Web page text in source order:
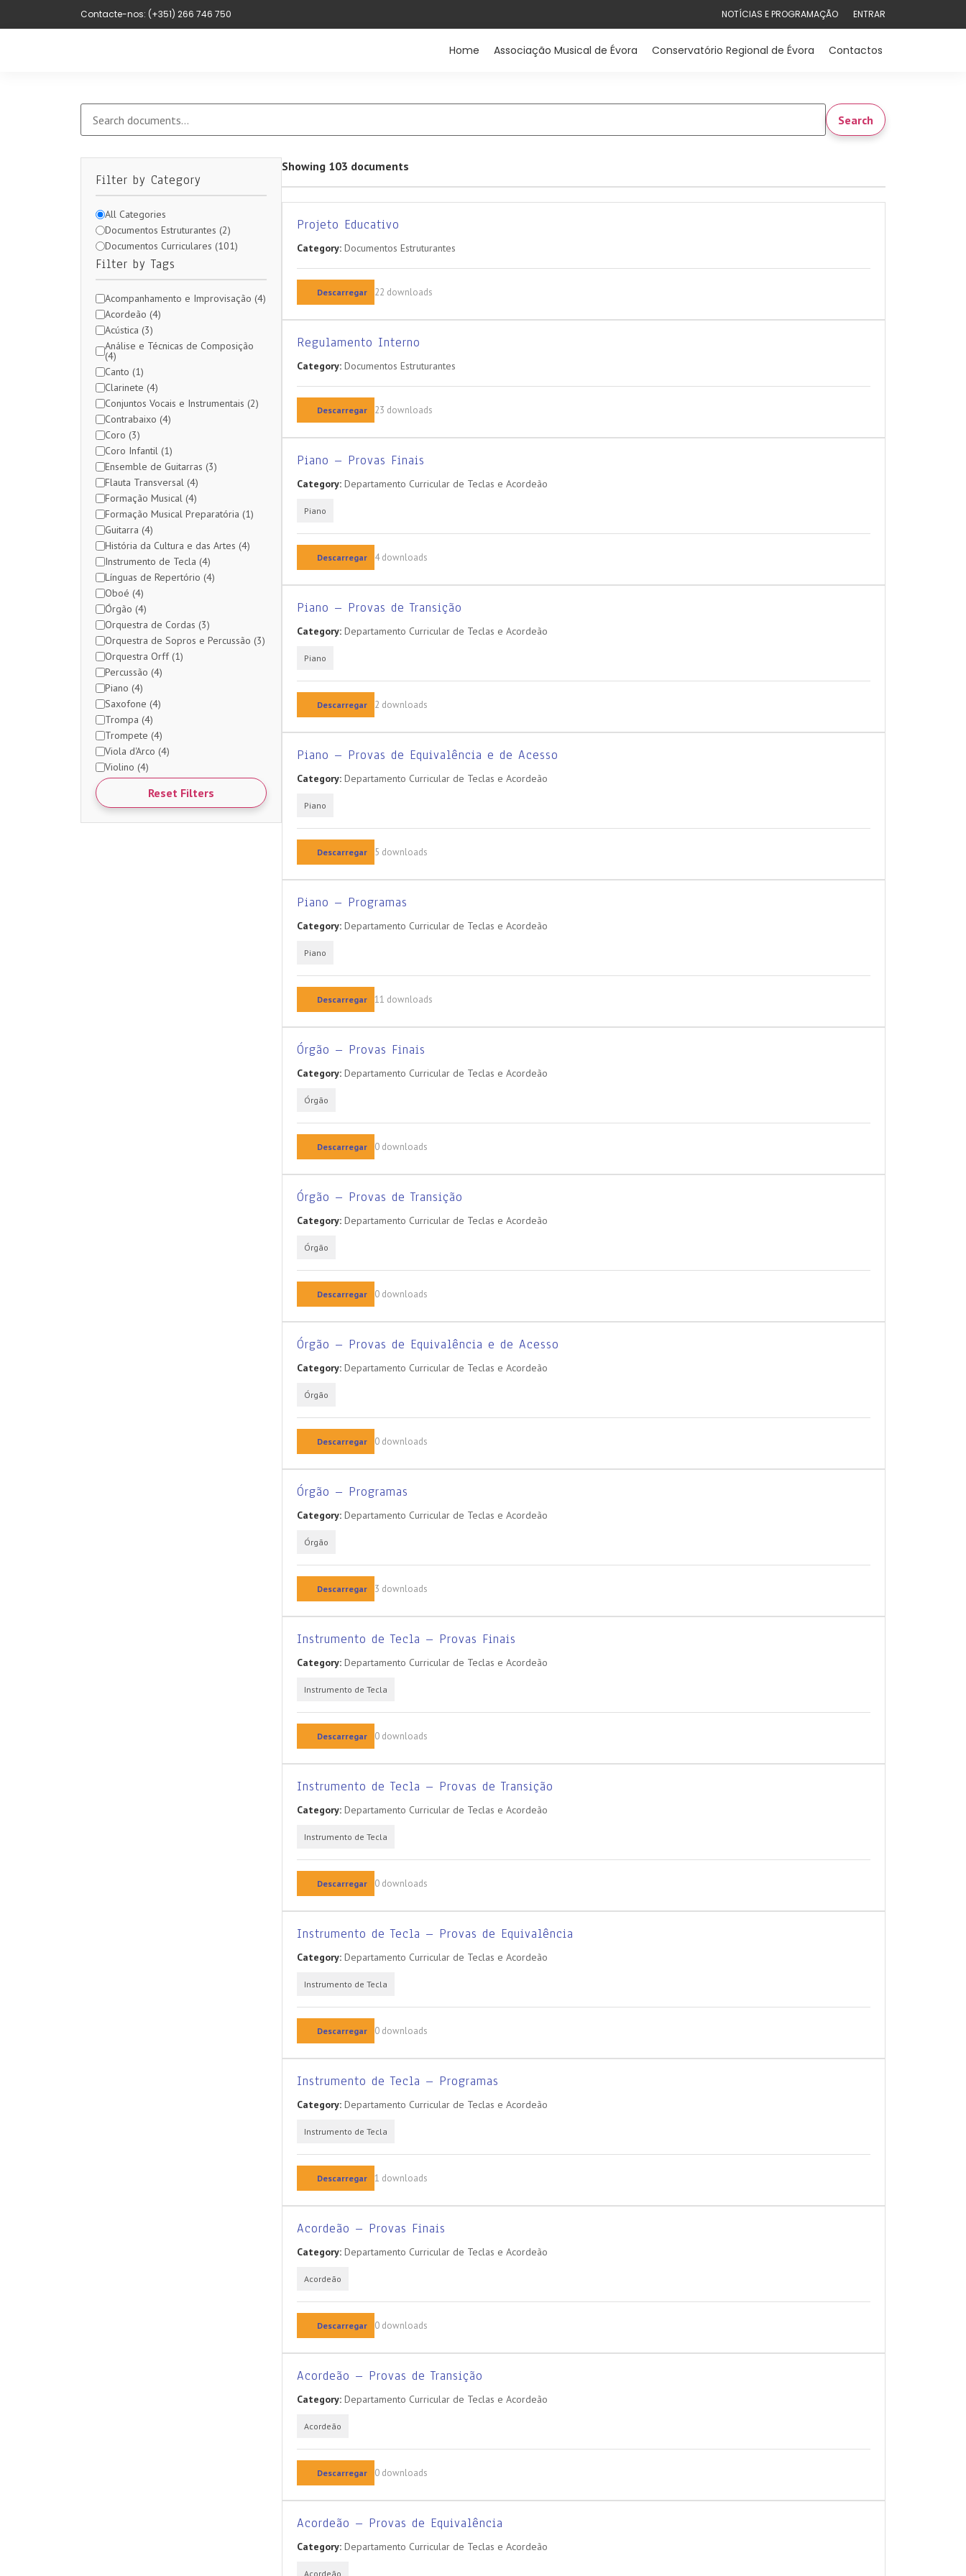
Contacte-nos: (+351) 266 746 750 NOTÍCIAS E PROGRAMAÇÃO ENTRAR
Home Associação Musical de Évora Conservatório Regional de Évora Contactos
Search
Filter by Category
All Categories
Documentos Estruturantes (2)
Documentos Curriculares (101)
Filter by Tags
Acompanhamento e Improvisação (4)
Acordeão (4)
Acústica (3)
Análise e Técnicas de Composição
(4)
Canto (1)
Clarinete (4)
Conjuntos Vocais e Instrumentais (2)
Contrabaixo (4)
Coro (3)
Coro Infantil (1)
Ensemble de Guitarras (3)
Flauta Transversal (4)
Formação Musical (4)
Formação Musical Preparatória (1)
Guitarra (4)
História da Cultura e das Artes (4)
Instrumento de Tecla (4)
Línguas de Repertório (4)
Oboé (4)
Órgão (4)
Orquestra de Cordas (3)
Orquestra de Sopros e Percussão (3)
Orquestra Orff (1)
Percussão (4)
Piano (4)
Saxofone (4)
Trompa (4)
Trompete (4)
Viola d'Arco (4)
Violino (4)
Reset Filters
Showing 103 documents
Projeto Educativo
Category: Documentos Estruturantes
Descarregar 22 downloads
Regulamento Interno
Category: Documentos Estruturantes
Descarregar 23 downloads
Piano – Provas Finais
Category: Departamento Curricular de Teclas e Acordeão
Piano
Descarregar 4 downloads
Piano – Provas de Transição
Category: Departamento Curricular de Teclas e Acordeão
Piano
Descarregar 2 downloads
Piano – Provas de Equivalência e de Acesso
Category: Departamento Curricular de Teclas e Acordeão
Piano
Descarregar 5 downloads
Piano – Programas
Category: Departamento Curricular de Teclas e Acordeão
Piano
Descarregar 11 downloads
Órgão – Provas Finais
Category: Departamento Curricular de Teclas e Acordeão
Órgão
Descarregar 0 downloads
Órgão – Provas de Transição
Category: Departamento Curricular de Teclas e Acordeão
Órgão
Descarregar 0 downloads
Órgão – Provas de Equivalência e de Acesso
Category: Departamento Curricular de Teclas e Acordeão
Órgão
Descarregar 0 downloads
Órgão – Programas
Category: Departamento Curricular de Teclas e Acordeão
Órgão
Descarregar 3 downloads
Instrumento de Tecla – Provas Finais
Category: Departamento Curricular de Teclas e Acordeão
Instrumento de Tecla
Descarregar 0 downloads
Instrumento de Tecla – Provas de Transição
Category: Departamento Curricular de Teclas e Acordeão
Instrumento de Tecla
Descarregar 0 downloads
Instrumento de Tecla – Provas de Equivalência
Category: Departamento Curricular de Teclas e Acordeão
Instrumento de Tecla
Descarregar 0 downloads
Instrumento de Tecla – Programas
Category: Departamento Curricular de Teclas e Acordeão
Instrumento de Tecla
Descarregar 1 downloads
Acordeão – Provas Finais
Category: Departamento Curricular de Teclas e Acordeão
Acordeão
Descarregar 0 downloads
Acordeão – Provas de Transição
Category: Departamento Curricular de Teclas e Acordeão
Acordeão
Descarregar 0 downloads
Acordeão – Provas de Equivalência
Category: Departamento Curricular de Teclas e Acordeão
Acordeão